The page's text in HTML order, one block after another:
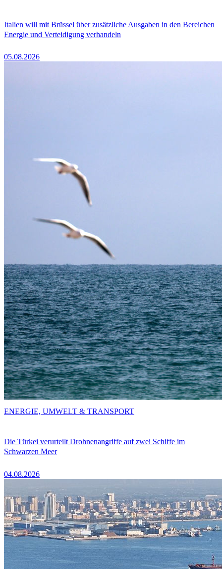
Italien will mit Brüssel über zusätzliche Ausgaben in den Bereichen
Energie und Verteidigung verhandeln
05.08.2026
Die Türkei verurteilt Drohnenangriffe auf zwei Schiffe im
Schwarzen Meer
04.08.2026
ENERGIE, UMWELT & TRANSPORT